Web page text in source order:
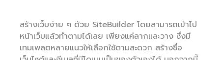
สร้างเว็บง่าย ๆ ด้วย SiteBuilder โดยสามารถเข้าไป
หน้าเว็บแล้วทำตามได้เลย เพียงแค่ลากและวาง ซึ่งมี
เทมเพลตหลายแนวให้เลือกใช้ตามสะดวก สร้างชื่อ